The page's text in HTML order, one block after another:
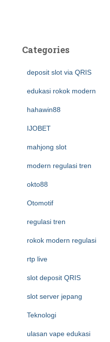
Categories
deposit slot via QRIS
edukasi rokok modern
hahawin88
IJOBET
mahjong slot
modern regulasi tren
okto88
Otomotif
regulasi tren
rokok modern regulasi
rtp live
slot deposit QRIS
slot server jepang
Teknologi
ulasan vape edukasi